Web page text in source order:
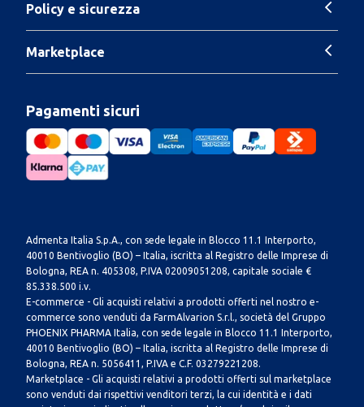
Policy e sicurezza
Marketplace
Pagamenti sicuri
Admenta Italia S.p.A., con sede legale in Blocco 11.1 Interporto,
40010 Bentivoglio (BO) – Italia, iscritta al Registro delle Imprese di
Bologna, REA n. 405308, P.IVA 02009051208, capitale sociale €
85.338.500 i.v.
E-commerce - Gli acquisti relativi a prodotti offerti nel nostro e-
commerce sono venduti da FarmAlvarion S.r.l., società del Gruppo
PHOENIX PHARMA Italia, con sede legale in Blocco 11.1 Interporto,
40010 Bentivoglio (BO) – Italia, iscritta al Registro delle Imprese di
Bologna, REA n. 5056411, P.IVA e C.F. 03279221208.
Marketplace - Gli acquisti relativi a prodotti offerti sul marketplace
sono venduti dai rispettivi venditori terzi, la cui identità e i dati